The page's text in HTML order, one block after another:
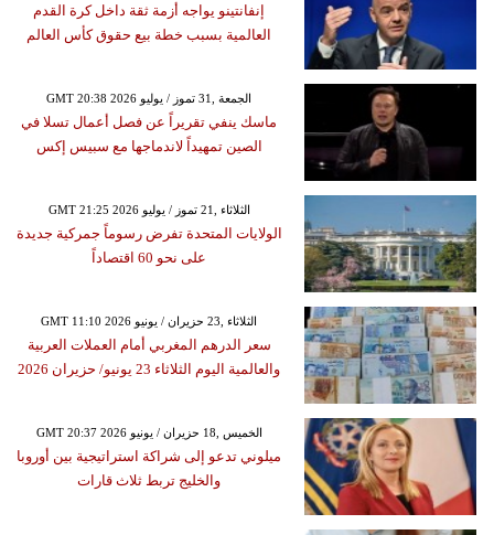
إنفانتينو يواجه أزمة ثقة داخل كرة القدم
العالمية بسبب خطة بيع حقوق كأس العالم
GMT 20:38 2026 الجمعة ,31 تموز / يوليو
ماسك ينفي تقريراً عن فصل أعمال تسلا في
الصين تمهيداً لاندماجها مع سبيس إكس
GMT 21:25 2026 الثلاثاء ,21 تموز / يوليو
الولايات المتحدة تفرض رسوماً جمركية جديدة
على نحو 60 اقتصاداً
GMT 11:10 2026 الثلاثاء ,23 حزيران / يونيو
سعر الدرهم المغربي أمام العملات العربية
والعالمية اليوم الثلاثاء 23 يونيو/ حزيران 2026
GMT 20:37 2026 الخميس ,18 حزيران / يونيو
ميلوني تدعو إلى شراكة استراتيجية بين أوروبا
والخليج تربط ثلاث قارات